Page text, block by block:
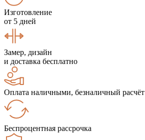
Изготовление
от 5 дней
Замер, дизайн
и доставка бесплатно
Оплата наличными, безналичный расчёт
Беспроцентная рассрочка